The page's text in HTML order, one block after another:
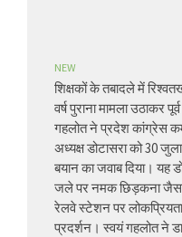
NEW
शिक्षकों के तबादले में
वर्ष पुराना मामला उठाकर
गहलोत ने प्रदेश कांग्रेस
अध्यक्ष डोटासरा को 30
बयान का जवाब दिया। यह
जले पर नमक छिड़कना
रेलवे स्टेशन पर
प्रदर्शन। स्वयं गहलोत ने